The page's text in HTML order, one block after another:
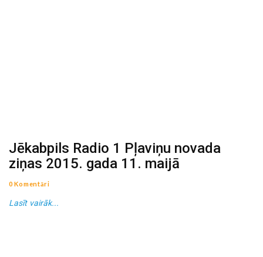
Jēkabpils Radio 1 Pļaviņu novada
ziņas 2015. gada 11. maijā
0 Komentāri
Lasīt vairāk...